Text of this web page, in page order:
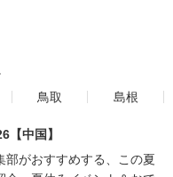
鳥取 島根
【中国】
部がおすすめする、この夏